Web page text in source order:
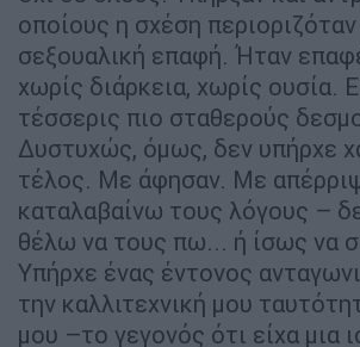
οποίους η σχέση
σεξουαλική επαφή. Ήταν
χωρίς διάρκεια, χωρίς ουσία.
τέσσερις πιο σταθερούς
Δυστυχώς, όμως, δεν υπήρχε
τέλος. Με άφησαν. Με
καταλαβαίνω τους λόγους –
θέλω να τους πω... ή ίσως να
Υπήρχε ένας έντονος
την καλλιτεχνική μου
μου –το γεγονός ότι είχα μια